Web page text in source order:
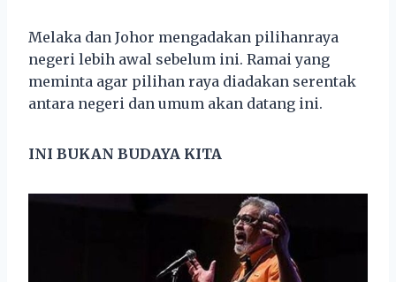
Melaka dan Johor mengadakan pilihanraya
negeri lebih awal sebelum ini. Ramai yang
meminta agar pilihan raya diadakan serentak
antara negeri dan umum akan datang ini.
INI BUKAN BUDAYA KITA